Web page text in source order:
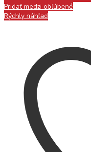
Pridať medzi obľúbené
Rýchly náhľad